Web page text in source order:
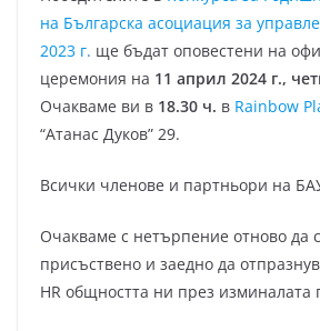
на Българска асоциация за
2023 г. ще бъдат оповестени на
церемония на 11 април 2024 г.,
Очакваме ви в 18.30 ч. в Rainbow
“Атанас Дуков” 29.
Всички членове и партньори на
Очакваме с нетърпение отново да
присъствено и заедно да
HR общността ни през изминалата